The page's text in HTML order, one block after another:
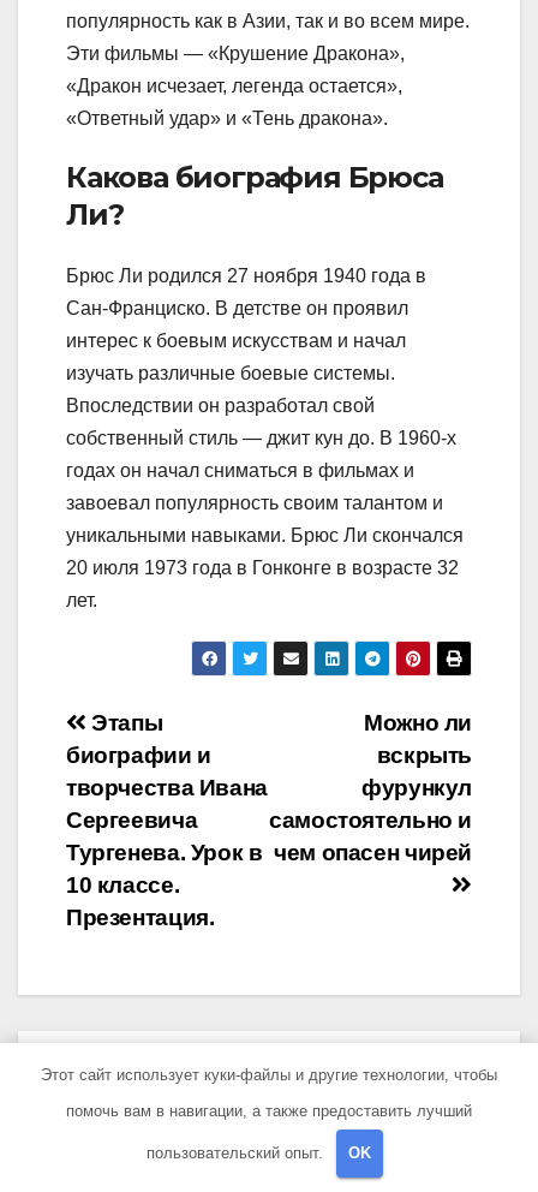
популярность как в Азии, так и во всем мире.
Эти фильмы — «Крушение Дракона»,
«Дракон исчезает, легенда остается»,
«Ответный удар» и «Тень дракона».
Какова биография Брюса
Ли?
Брюс Ли родился 27 ноября 1940 года в
Сан-Франциско. В детстве он проявил
интерес к боевым искусствам и начал
изучать различные боевые системы.
Впоследствии он разработал свой
собственный стиль — джит кун до. В 1960-х
годах он начал сниматься в фильмах и
завоевал популярность своим талантом и
уникальными навыками. Брюс Ли скончался
20 июля 1973 года в Гонконге в возрасте 32
лет.
Навигация
по
записям
Можно ли
вскрыть
фурункул
самостоятельно и
чем опасен чирей
Этапы
биографии и
творчества Ивана
Сергеевича
Тургенева. Урок в
10 классе.
Презентация.
sib_ecometal
Этот сайт использует куки-файлы и другие технологии, чтобы
помочь вам в навигации, а также предоставить лучший
пользовательский опыт. OK